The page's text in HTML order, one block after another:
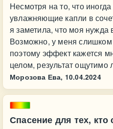
Несмотря на то, что
увлажняющие капли в
я заметила, что моя нужда
Возможно, у меня слишком
поэтому эффект кажется
целом, результат
Морозова Ева, 10.04.2024
Спасение для тех, кто